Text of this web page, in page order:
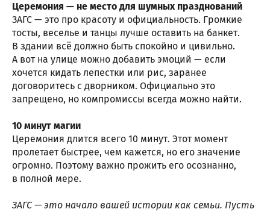
Церемония — не место для шумных празднований
ЗАГС — это про красоту и официальность. Громкие
тосты, веселье и танцы лучше оставить на банкет.
В здании всё должно быть спокойно и цивильно.
А вот на улице можно добавить эмоций — если
хочется кидать лепестки или рис, заранее
договоритесь с дворником. Официально это
запрещено, но компромиссы всегда можно найти.
10 минут магии
Церемония длится всего 10 минут. Этот момент
пролетает быстрее, чем кажется, но его значение
огромно. Поэтому важно прожить его осознанно,
в полной мере.
ЗАГС — это начало вашей истории как семьи. Пусть